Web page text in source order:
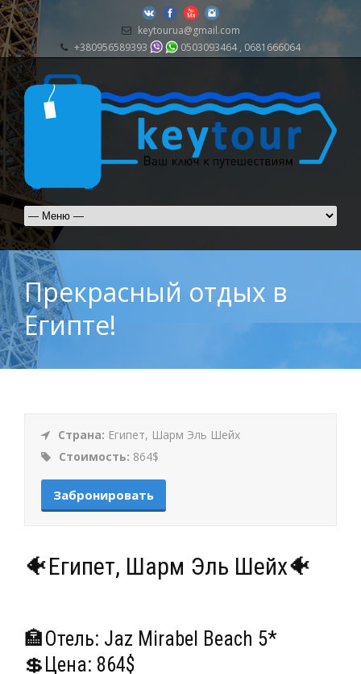
keytourua@gmail.com
+380956589393
0503093464 , 0681666064
Прекрасный отдых в
Египте!
Страна: Египет, Шарм Эль Шейх
Стоимость: 864$
Забронировать
🐠Египет, Шарм Эль Шейх🐠
🏣Отель: Jaz Mirabel Beach 5*
💲Цена: 864$